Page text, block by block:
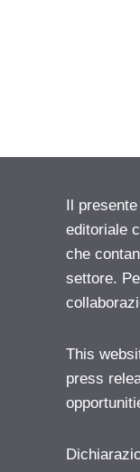
Il
editoriale
che
settore.
This
press